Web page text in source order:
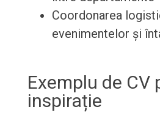
Coordonarea
evenimentelor și
Exemplu de CV
inspirație